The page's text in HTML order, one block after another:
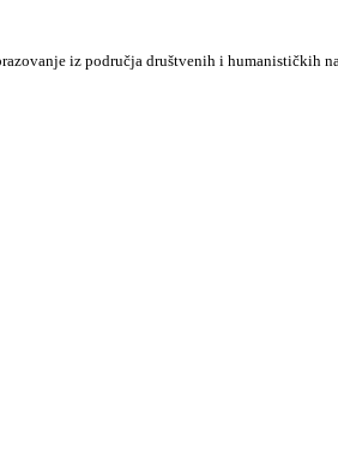
iz područja društvenih i humanističkih